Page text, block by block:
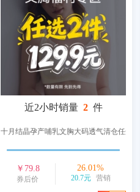
近2小时销量 2 件
十月结晶孕产哺乳文胸大码透气清仓任选2件
￥ 79.8
券后价
26.01%
20.7元 营销